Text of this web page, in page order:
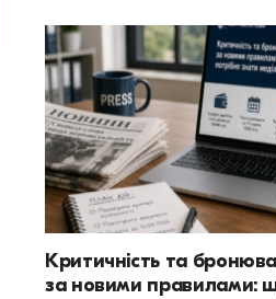
Критичність та
за новими правилами: